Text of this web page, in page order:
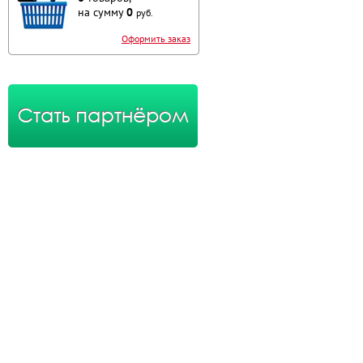
на сумму0 руб.
Оформить заказ